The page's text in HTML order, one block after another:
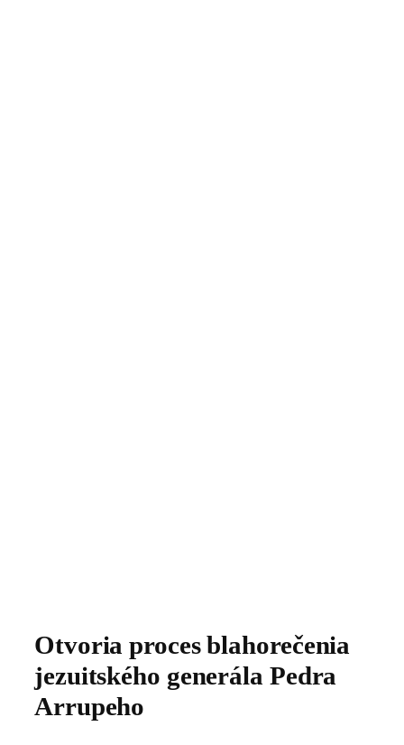
Otvoria proces blahorečenia
jezuitského generála Pedra
Arrupeho